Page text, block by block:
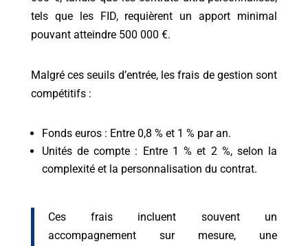
tels que les FID, requièrent un apport minimal
pouvant atteindre 500 000 €.
Malgré ces seuils d’entrée, les frais de gestion sont
compétitifs :
Fonds euros : Entre 0,8 % et 1 % par an.
Unités de compte : Entre 1 % et 2 %, selon la
complexité et la personnalisation du contrat.
Ces frais incluent souvent un
accompagnement sur mesure, une